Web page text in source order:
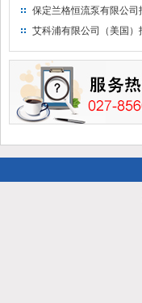
价单
保定兰格恒流泵有限公司
艾科浦有限公司（美国）